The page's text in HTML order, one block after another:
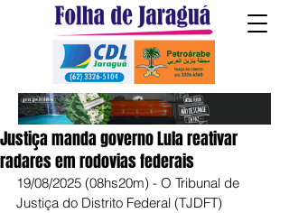
Justiça manda governo Lula reativar
radares em rodovias federais
19/08/2025 (08hs20m) - O Tribunal de
Justiça do Distrito Federal (TJDFT)